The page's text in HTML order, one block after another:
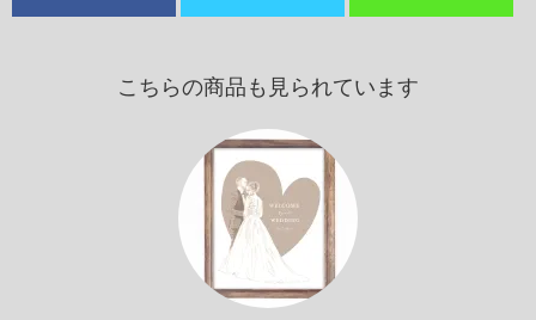
こちらの商品も見られています